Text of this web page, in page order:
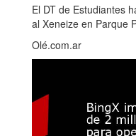
El DT de Estudiantes
al Xeneize en Parque
Olé.com.ar